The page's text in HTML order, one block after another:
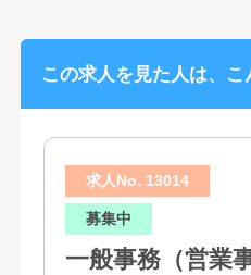
この求人を見た人は、
求人No. 13014
募集中
一般事務（営業